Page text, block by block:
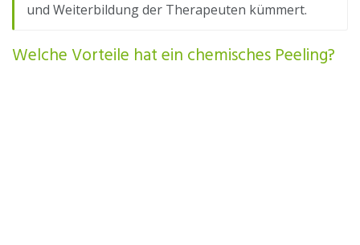
und Weiterbildung der Therapeuten kümmert.
Welche Vorteile hat ein chemisches Peeling?